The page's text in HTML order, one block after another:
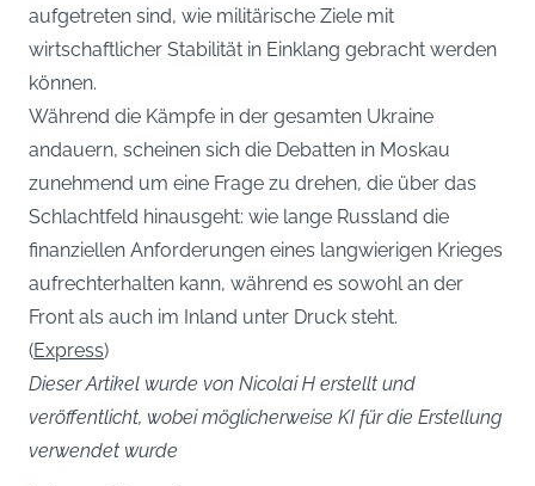
aufgetreten sind, wie militärische Ziele mit
wirtschaftlicher Stabilität in Einklang gebracht werden
können.
Während die Kämpfe in der gesamten Ukraine
andauern, scheinen sich die Debatten in Moskau
zunehmend um eine Frage zu drehen, die über das
Schlachtfeld hinausgeht: wie lange Russland die
finanziellen Anforderungen eines langwierigen Krieges
aufrechterhalten kann, während es sowohl an der
Front als auch im Inland unter Druck steht.
(Express)
Dieser Artikel wurde von Nicolai H erstellt und
veröffentlicht, wobei möglicherweise KI für die Erstellung
verwendet wurde